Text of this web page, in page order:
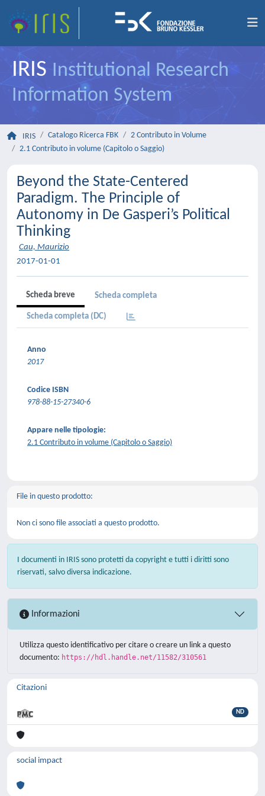
IRIS Institutional Research
Information System
IRIS Catalogo Ricerca FBK
2 Contributo in Volume
2.1 Contributo in volume (Capitolo o Saggio)
Beyond the State-Centered
Paradigm. The Principle of
Autonomy in De Gasperi’s Political
Thinking
Cau, Maurizio
2017-01-01
Scheda breve Scheda completa
Scheda completa (DC)
Anno
2017
Codice ISBN
978-88-15-27340-6
Appare nelle tipologie:
2.1 Contributo in volume (Capitolo o Saggio)
File in questo prodotto:
Non ci sono file associati a questo prodotto.
I documenti in IRIS sono protetti da copyright e tutti i diritti sono
riservati, salvo diversa indicazione.
Informazioni
Utilizza questo identificativo per citare o creare un link a questo
documento: https://hdl.handle.net/11582/310561
Citazioni
ND
social impact